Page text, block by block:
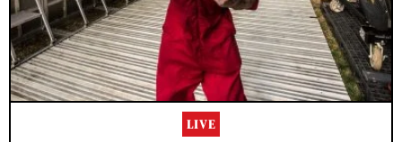
LIVE